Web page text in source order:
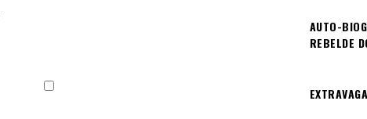
AUTO-
REBELDE